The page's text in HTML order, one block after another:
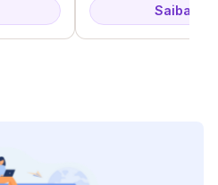
Saiba